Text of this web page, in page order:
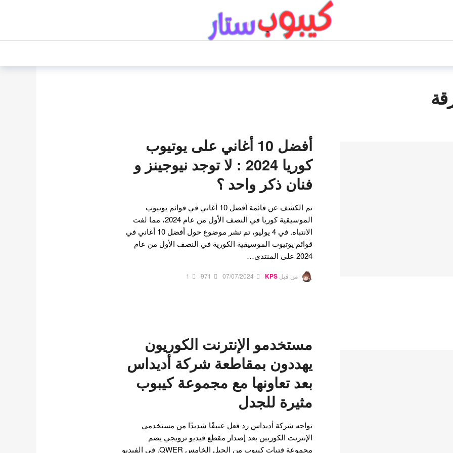
أفضل 10 أغاني على يوتيوب
كوريا 2024 : لا توجد نيوجينز و
فنان ذكر واحد ؟
تم الكشف عن قائمة أفضل 10 أغاني في قوائم يوتيوب
الموسيقية كوريا في النصف الأول من عام 2024، مما لفت
الانتباه. في 4 يوليو، تم نشر موضوع حول أفضل 10 أغاني في
قوائم يوتيوب الموسيقية الكورية في النصف الأول من عام
2024 على المنتدى…
من قبل KPS
07/07/2024
971
1
مستخدمو الإنترنت الكوريون
يهددون بمقاطعة شركة أديداس
بعد تعاونها مع مجموعة كيبوب
مثيرة للجدل
تواجه شركة أديداس رد فعل عنيفًا شديدًا من مستخدمي
الإنترنت الكوريين بعد إصدار مقطع فيديو ترويجي يضم
مجموعة فتيات كيبوب من الجيل الخامس QWER. في الفيديو